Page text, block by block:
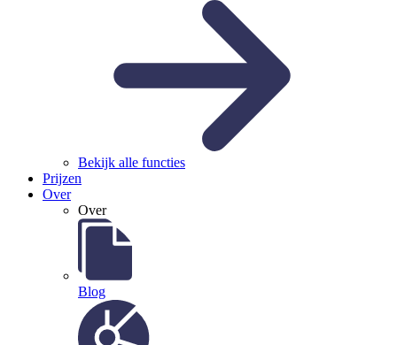
Bekijk alle functies
Prijzen
Over
Over
Blog